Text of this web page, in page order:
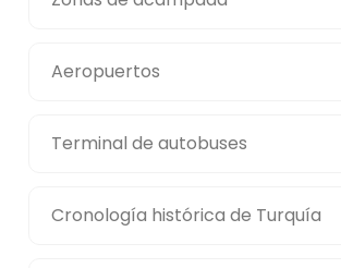
Aeropuertos
Terminal de autobuses
Cronología histórica de Turquía